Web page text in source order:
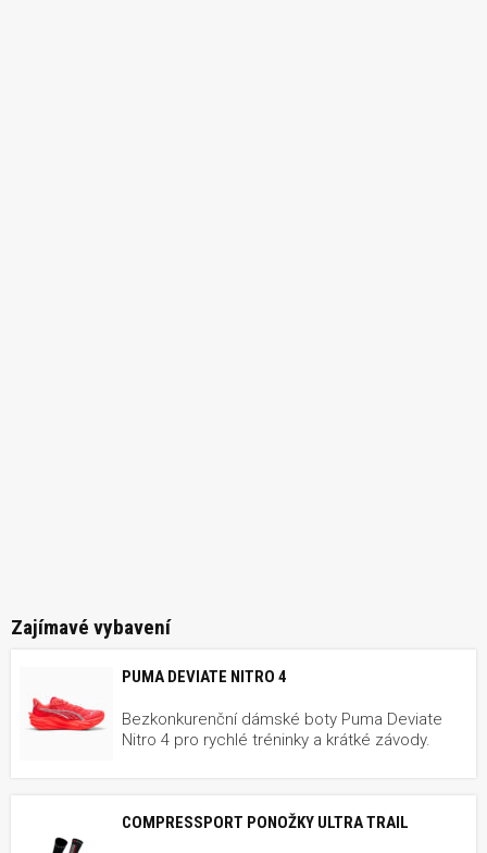
Zajímavé vybavení
PUMA DEVIATE NITRO 4
Bezkonkurenční dámské boty Puma Deviate
Nitro 4 pro rychlé tréninky a krátké závody.
COMPRESSPORT PONOŽKY ULTRA TRAIL